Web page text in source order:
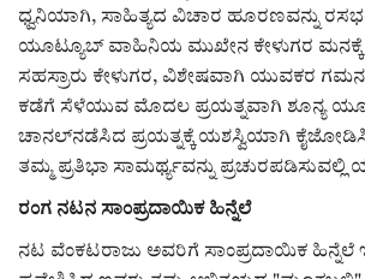
ಸಂಪಾದಕೀಯ
ಕವನ
Digital Subscription
ಧ್ವನಿಯಾಗಿ, ಸಾಹಿತ್ಯದ ವಿಚಾರ ಹೂರಣವನ್ನು
ಯೂಟ್ಯೂಬ್ ವಾಹಿನಿಯ ಮುಖೇನ ಕೇಳುಗರ ಮನಕ್ಕೆ
ಸಹಸ್ರಾರು ಕೇಳುಗರ, ವಿಶೇಷವಾಗಿ ಯುವಕರ
ಕಡೆಗೆ ಸೆಳೆಯುವ ಮೊದಲ ಪ್ರಯತ್ನವಾಗಿ ಶೂನ್ಯ
ಚಾನಲ್‌ನಡೆಸಿದ ಪ್ರಯತ್ನಕ್ಕೆ ಯಶಸ್ವಿಯಾಗಿ
ತಮ್ಮ ಪ್ರತಿಭಾ ಸಾಮರ್ಥ್ಯವನ್ನು ಪ್ರಚುರಪಡಿಸುವಲ್ಲಿ
ರಂಗ ನಟನ ಸಾಂಪ್ರದಾಯಿಕ ಹಿನ್ನೆಲೆ
ನಟ ವೆಂಕಟರಾಜು ಅವರಿಗೆ ಸಾಂಪ್ರದಾಯಿಕ